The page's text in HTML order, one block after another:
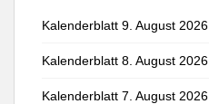
Kalenderblatt 9. August 2026
Kalenderblatt 8. August 2026
Kalenderblatt 7. August 2026